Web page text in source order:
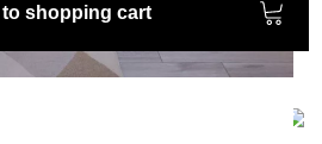
shopping cart